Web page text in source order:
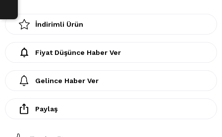
İndirimli Ürün
Fiyat Düşünce Haber Ver
Gelince Haber Ver
Paylaş